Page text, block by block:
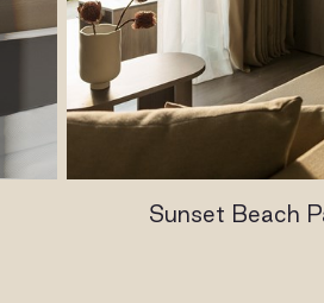
Sunset Beach